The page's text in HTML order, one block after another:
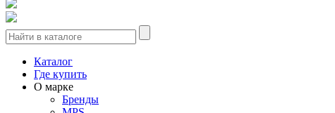
Каталог
Где купить
О марке
Бренды